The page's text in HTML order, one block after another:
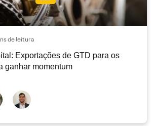
de leitura
Exportações de GTD para os
ganhar momentum